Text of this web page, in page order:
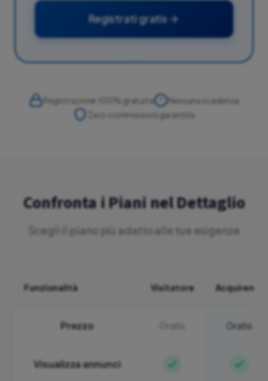
Registrati gratis
Registrazione 100% gratuita
Nessuna scadenza
Zero commissioni garantite
Confronta i Piani nel Dettaglio
Scegli il piano più adatto alle tue esigenze
Funzionalità Visitatore Acquirente
Prezzo Gratis Gratis
Visualizza annunci